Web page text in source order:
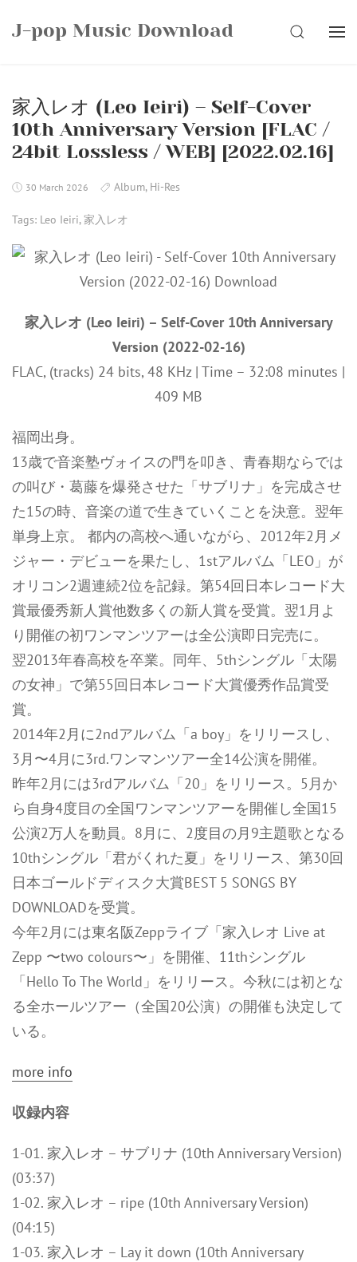
J-pop Music Download SEARCH
家入レオ (Leo Ieiri) – Self-Cover
10th Anniversary Version [FLAC /
24bit Lossless / WEB] [2022.02.16]
30 March 2026 Album, Hi-Res
Tags: Leo Ieiri,家入レオ
家入レオ (Leo Ieiri) – Self-Cover 10th Anniversary
Version (2022-02-16)
FLAC, (tracks) 24 bits, 48 KHz | Time – 32:08 minutes |
409 MB
福岡出身。
13歳で音楽塾ヴォイスの門を叩き、青春期ならでは
の叫び・葛藤を爆発させた「サブリナ」を完成させ
た15の時、音楽の道で生きていくことを決意。翌年
単身上京。 都内の高校へ通いながら、2012年2月メ
ジャー・デビューを果たし、1stアルバム「LEO」が
オリコン2週連続2位を記録。第54回日本レコード大
賞最優秀新人賞他数多くの新人賞を受賞。翌1月よ
り開催の初ワンマンツアーは全公演即日完売に。
翌2013年春高校を卒業。同年、5thシングル「太陽
の女神」で第55回日本レコード大賞優秀作品賞受
賞。
2014年2月に2ndアルバム「a boy」をリリースし、
3月〜4月に3rd.ワンマンツアー全14公演を開催。
昨年2月には3rdアルバム「20」をリリース。5月か
ら自身4度目の全国ワンマンツアーを開催し全国15
公演2万人を動員。8月に、2度目の月9主題歌となる
10thシングル「君がくれた夏」をリリース、第30回
日本ゴールドディスク大賞BEST 5 SONGS BY
DOWNLOADを受賞。
今年2月には東名阪Zeppライブ「家入レオ Live at
Zepp 〜two colours〜」を開催、11thシングル
「Hello To The World」をリリース。今秋には初とな
る全ホールツアー（全国20公演）の開催も決定して
いる。
more info
収録内容
1-01. 家入レオ – サブリナ (10th Anniversary Version)
(03:37)
1-02. 家入レオ – ripe (10th Anniversary Version)
(04:15)
1-03. 家入レオ – Lay it down (10th Anniversary